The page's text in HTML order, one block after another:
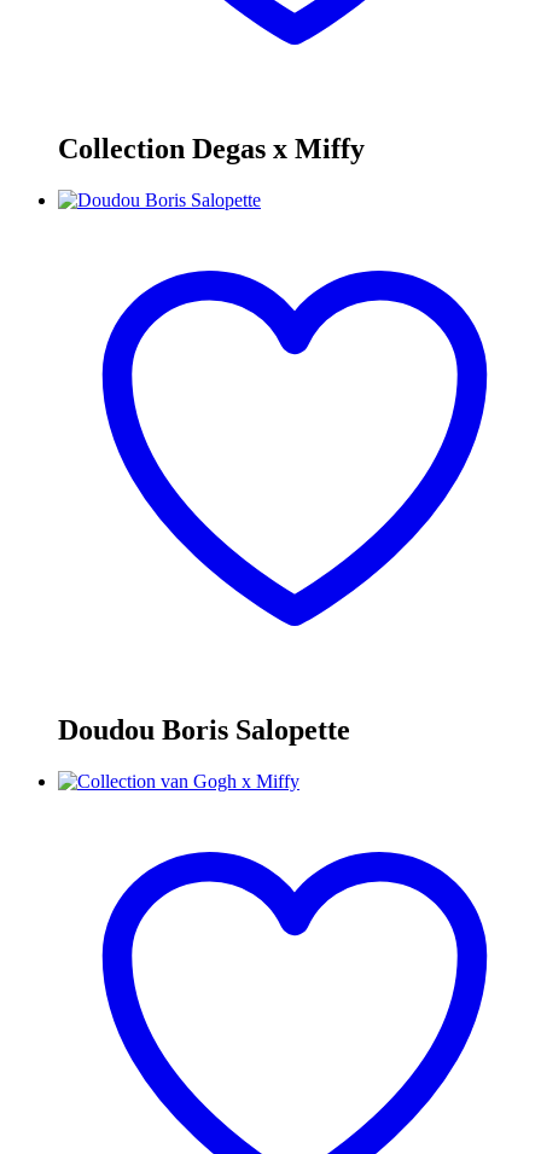
Collection Degas x Miffy
Doudou Boris Salopette